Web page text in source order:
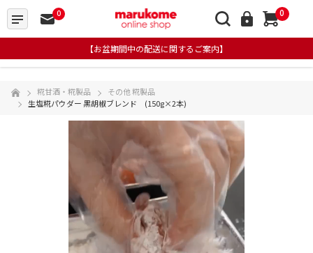
0 0
【お盆期間中の配送に関するご案内】
糀甘酒・糀製品
その他 糀製品
生塩糀パウダー 黒胡椒ブレンド (150g×2本)